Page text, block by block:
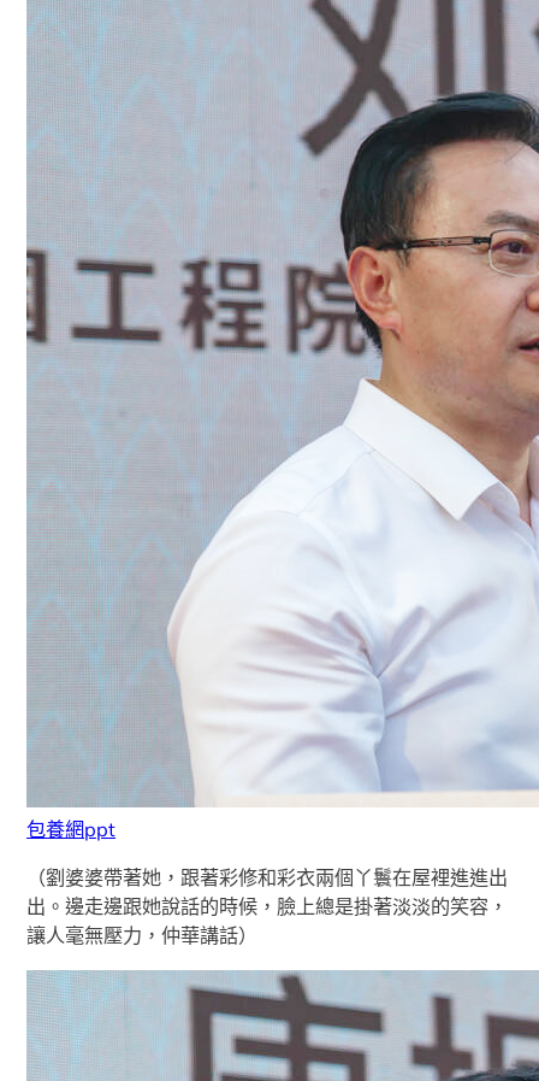
包養網ppt
（劉婆婆帶著她，跟著彩修和彩衣兩個丫鬟在屋裡進進出
出。邊走邊跟她說話的時候，臉上總是掛著淡淡的笑容，
讓人毫無壓力，仲華講話）